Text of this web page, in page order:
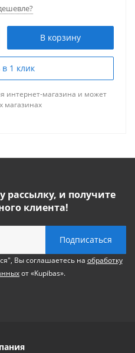
В корзину
1 клик
интернет-магазина и может
магазинах
и получите
клиента!
Вы соглашаетесь на обработку
от «Kupibas».